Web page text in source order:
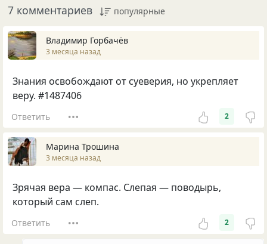
7 комментариев популярные
Владимир Горбачёв
3 месяца назад
Знания освобождают от суеверия, но укрепляет
веру. #1487406
Ответить 2
Марина Трошина
3 месяца назад
Зрячая вера — компас. Слепая — поводырь,
который сам слеп.
Ответить 2